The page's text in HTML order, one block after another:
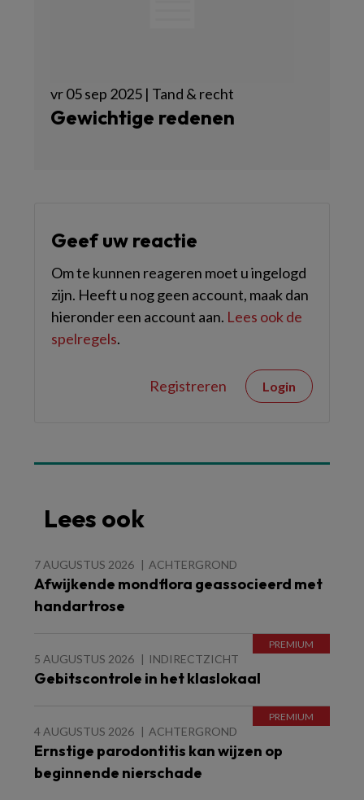
vr 05 sep 2025 | Tand & recht
Gewichtige redenen
Geef uw reactie
Om te kunnen reageren moet u ingelogd
zijn. Heeft u nog geen account, maak dan
hieronder een account aan. Lees ook de
spelregels.
Registreren Login
Lees ook
7 AUGUSTUS 2026 ACHTERGROND
Afwijkende mondflora geassocieerd met
handartrose
5 AUGUSTUS 2026 INDIRECTZICHT
Gebitscontrole in het klaslokaal
4 AUGUSTUS 2026 ACHTERGROND
Ernstige parodontitis kan wijzen op
beginnende nierschade